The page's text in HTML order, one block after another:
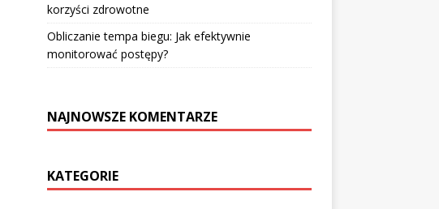
korzyści zdrowotne
Obliczanie tempa biegu: Jak efektywnie
monitorować postępy?
NAJNOWSZE KOMENTARZE
KATEGORIE